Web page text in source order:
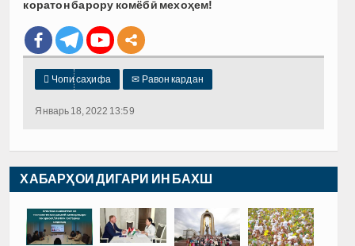
коратон барору комёбӣ мехоҳем!
 Чопи саҳифа ✉ Равон кардан
Январь 18, 2022 13:59
ХАБАРҲОИ ДИГАРИ ИН БАХШ